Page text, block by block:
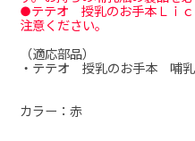
●テテオ 授乳のお手本Ｌｉｃ
注意ください。
（適応部品）
・テテオ 授乳のお手本 哺
カラー：赤